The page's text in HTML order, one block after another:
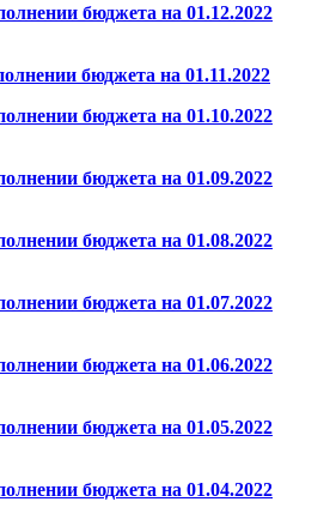
бюджета на 01.12.2022
бюджета на 01.11.2022
бюджета на 01.10.2022
бюджета на 01.09.2022
бюджета на 01.08.2022
бюджета на 01.07.2022
бюджета на 01.06.2022
бюджета на 01.05.2022
бюджета на 01.04.2022